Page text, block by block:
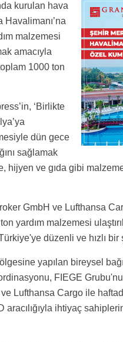
kurulan hava
malzemesi
amacıyla
1000 ton
‘Birlikte
dün gece
sağlamak
hijyen ve gıda gibi
GmbH ve Lufthansa
yardım malzemesi
düzenli ve hızlı bir
yapılan bireysel
FIEGE
ve Lufthansa Cargo ile
ihtiyaç